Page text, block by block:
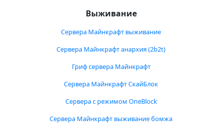
Выживание
Сервера Майнкрафт выживание
Сервера Майнкрафт анархия (2b2t)
Гриф сервера Майнкрафт
Сервера Майнкрафт СкайБлок
Сервера с режимом OneBlock
Сервера Майнкрафт выживание бомжа